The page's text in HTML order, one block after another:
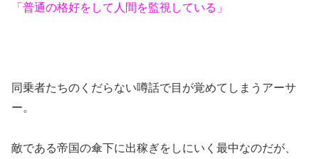
「普通の格好をして人間を監視している」
同乗者たちのくだらない噂話で目が覚めてしまうアーサ
ー。
敵である帝国の傘下に出稼ぎをしにいく最中なのだが、